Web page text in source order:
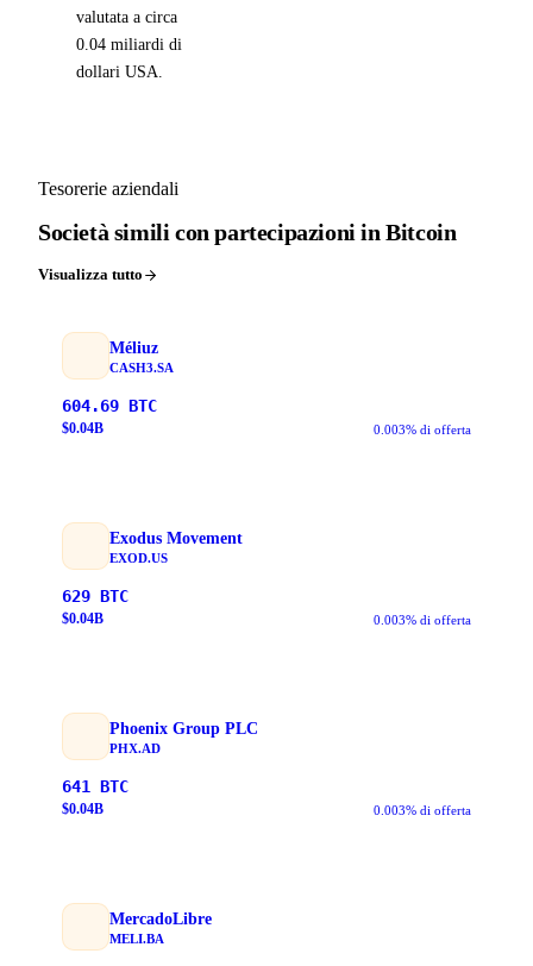
valutata a circa
0.04 miliardi di
dollari USA.
Tesorerie aziendali
Società simili con partecipazioni in Bitcoin
Visualizza tutto
Méliuz
CASH3.SA
604.69 BTC
$0.04B 0.003% di offerta
Exodus Movement
EXOD.US
629 BTC
$0.04B 0.003% di offerta
Phoenix Group PLC
PHX.AD
641 BTC
$0.04B 0.003% di offerta
MercadoLibre
MELI.BA